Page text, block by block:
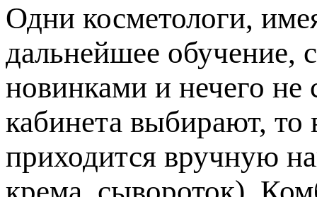
Одни косметологи,
дальнейшее обучение,
новинками и нечего
кабинета выбирают, то
приходится вручную